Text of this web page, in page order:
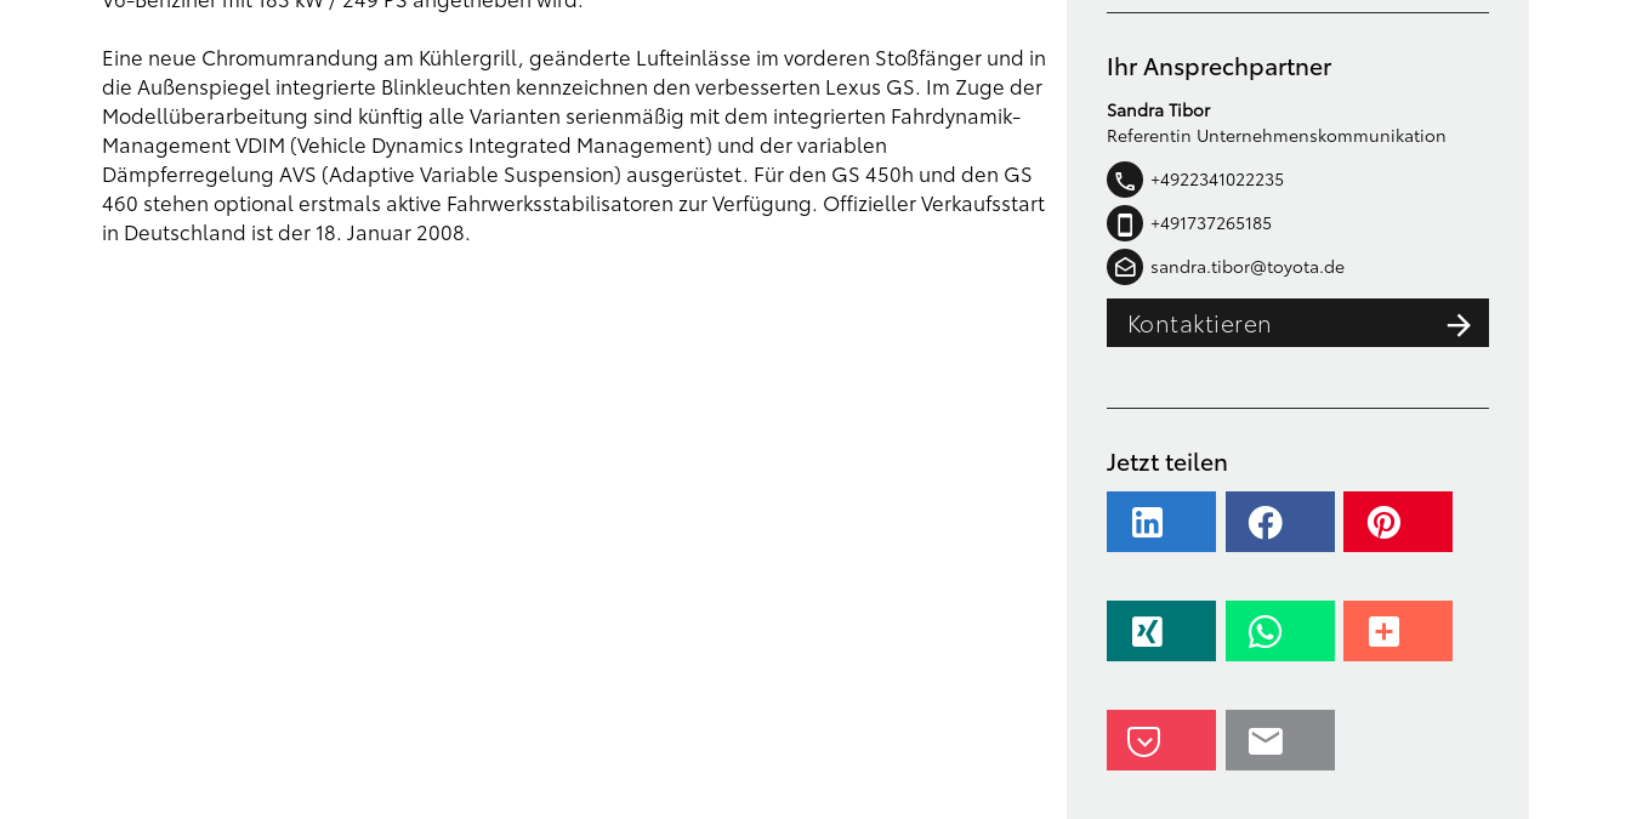
Eine neue Chromumrandung am Kühlergrill, geänderte Lufteinlässe im vorderen Stoßfänger und in
die Außenspiegel integrierte Blinkleuchten kennzeichnen den verbesserten Lexus GS. Im Zuge der
Modellüberarbeitung sind künftig alle Varianten serienmäßig mit dem integrierten Fahrdynamik-
Management VDIM (Vehicle Dynamics Integrated Management) und der variablen
Dämpferregelung AVS (Adaptive Variable Suspension) ausgerüstet. Für den GS 450h und den GS
460 stehen optional erstmals aktive Fahrwerksstabilisatoren zur Verfügung. Offizieller Verkaufsstart
in Deutschland ist der 18. Januar 2008.
Ihr Ansprechpartner
Sandra Tibor
Referentin Unternehmenskommunikation
+4922341022235
+491737265185
sandra.tibor@toyota.de
Kontaktieren
Jetzt teilen